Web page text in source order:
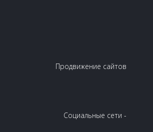
Продвижение сайтов
Социальные сети -